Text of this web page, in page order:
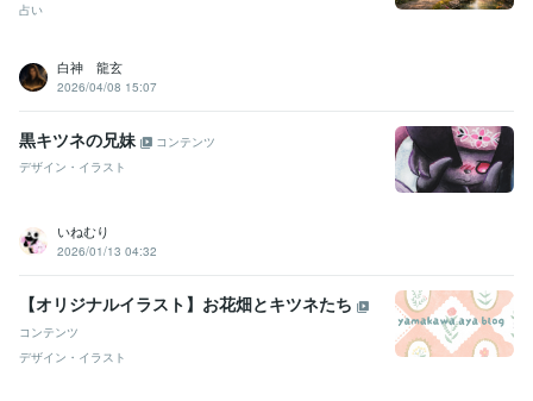
保護動物と暮らす＆犬猫の命を救うための支援:33年
ブログ執筆（ココナラWordPressアメブロ他）:18年
得意分野
悩み相談・カウンセリング ★婚活アドバイス・プロフィール添削 ★
★恋愛相談・片想い・脈あ
悩み相談
結婚相談所
結婚生活
悩み相談・カウンセリング
★友人・対人関係の悩み　職場の人間関
係 ★自己肯定感・生き辛さ・自分らしく生きる
★仕事の悩み・やり
自己肯定感
仕事の悩み
人間関係の悩み
思い込みを手放す方法
占い
白神 龍玄
2026/04/08 15:07
黒キツネの兄妹
コンテンツ
デザイン・イラスト
いねむり
2026/01/13 04:32
【オリジナルイラスト】お花畑とキツネたち
コンテンツ
デザイン・イラスト